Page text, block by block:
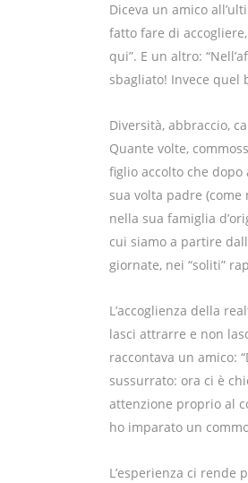
Diceva un amico
fatto fare di
qui”. E un altro:
sbagliato! Invece quel
Diversità, abbraccio,
Quante volte,
figlio accolto che
sua volta padre
nella sua famiglia
cui siamo a partire
giornate, nei “soliti”
L’accoglienza della
lasci attrarre e non
raccontava un amico:
sussurrato: ora ci è
attenzione proprio al
ho imparato un
L’esperienza ci rende